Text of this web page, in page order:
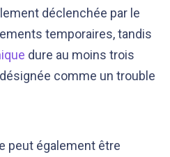
déclenchée par le
temporaires, tandis
dure au moins trois
comme un trouble
peut également être